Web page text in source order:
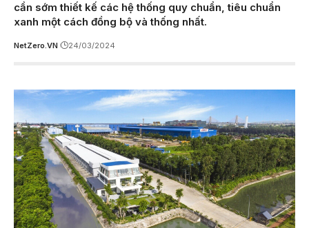
cần sớm thiết kế các hệ thống quy chuẩn, tiêu chuẩn
xanh một cách đồng bộ và thống nhất.
NetZero.VN 24/03/2024